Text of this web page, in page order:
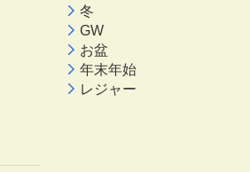
冬
GW
お盆
年末年始
レジャー